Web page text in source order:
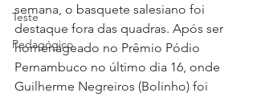
Teste
Pedagógico
semana, o basquete salesiano foi
destaque fora das quadras. Após ser
homenageado no Prêmio Pódio
Pernambuco no último dia 16, onde
Guilherme Negreiros (Bolinho) foi